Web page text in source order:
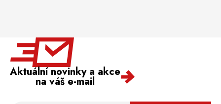
Aktuální novinky a akce
na váš e-mail